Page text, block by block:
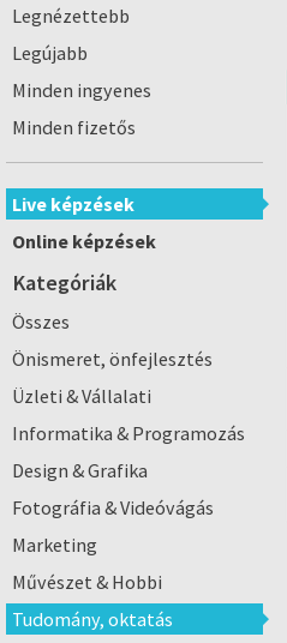
Legnézettebb
Legújabb
Minden ingyenes
Minden fizetős
Live képzések
Online képzések
Kategóriák
Összes
Önismeret, önfejlesztés
Üzleti & Vállalati
Informatika & Programozás
Design & Grafika
Fotográfia & Videóvágás
Marketing
Művészet & Hobbi
Tudomány, oktatás